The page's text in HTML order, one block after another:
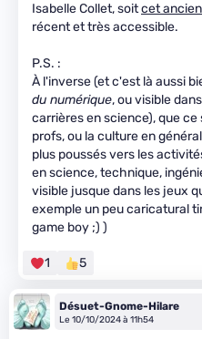
Isabelle Collet, soitcet
récent et très accessible.
P.S. :
À l'inverse (et c'est là aussi
du numérique, ou visible
carrières en science), que
profs, ou la culture en
plus poussés vers les
en science, technique,
visible jusque dans les jeux
exemple un peu caricatural
game boy ;) )
1 5
Désuet-Gnome-Hilare
Le 10/10/2024 à 11h54